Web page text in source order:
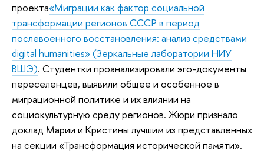
проекта«Миграции как фактор социальной
трансформации регионов СССР в период
послевоенного восстановления: анализ средствами
digital humanities» (Зеркальные лаборатории НИУ
ВШЭ). Студентки проанализировали эго-документы
переселенцев, выявили общее и особенное в
миграционной политике и их влиянии на
социокультурную среду регионов. Жюри признало
доклад Марии и Кристины лучшим из представленных
на секции «Трансформация исторической памяти».